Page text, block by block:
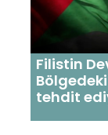
Filistin
tehdit